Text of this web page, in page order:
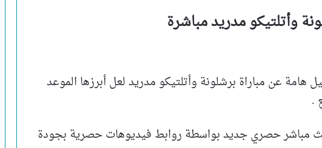
وأتلتيكو مدريد مباشرة
هامة عن مباراة برشلونة وأتلتيكو مدريد لعل أبرزها الموعد
.
بث مباشر حصري جديد بواسطة روابط فيديوهات حصرية بجودة